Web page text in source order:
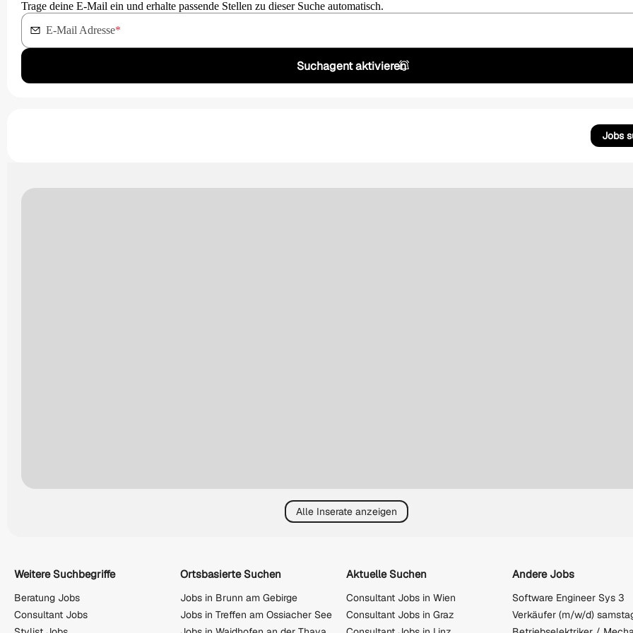
Trage deine E-Mail ein und erhalte passende Stellen zu dieser Suche automatisch.
E-Mail Adresse*
Suchagent aktivieren
Jobs
Alle Inserate anzeigen
Weitere Suchbegriffe
Beratung Jobs
Consultant Jobs
Ortsbasierte Suchen
Jobs in Brunn am Gebirge
Jobs in Treffen am Ossiacher See
Aktuelle Suchen
Consultant Jobs in Wien
Consultant Jobs in Graz
Andere Jobs
Software Engineer Sys 3